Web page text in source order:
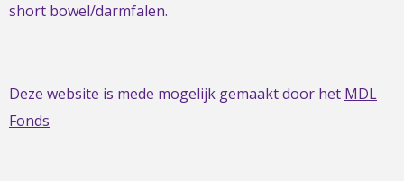
short bowel/darmfalen.
Deze website is mede mogelijk gemaakt door het MDL
Fonds